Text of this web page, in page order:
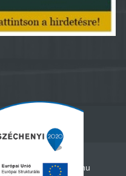
- www.vadna.hu